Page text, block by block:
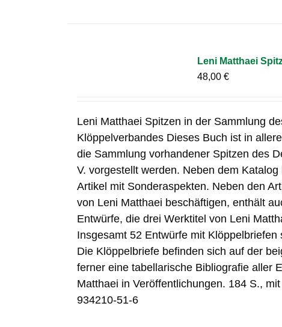
Leni Matthaei
48,00€
Leni Matthaei Spitzen in der Sammlung
Klöppelverbandes Dieses Buch ist in
die Sammlung vorhandener Spitzen des
V. vorgestellt werden. Neben dem
Artikel mit Sonderaspekten. Neben den
von Leni Matthaei beschäftigen, enthält
Entwürfe, die drei Werktitel von Leni
Insgesamt 52 Entwürfe mit
Die Klöppelbriefe befinden sich auf der
ferner eine tabellarische Bibliografie aller
Matthaei in Veröffentlichungen. 184 S.,
934210-51-6